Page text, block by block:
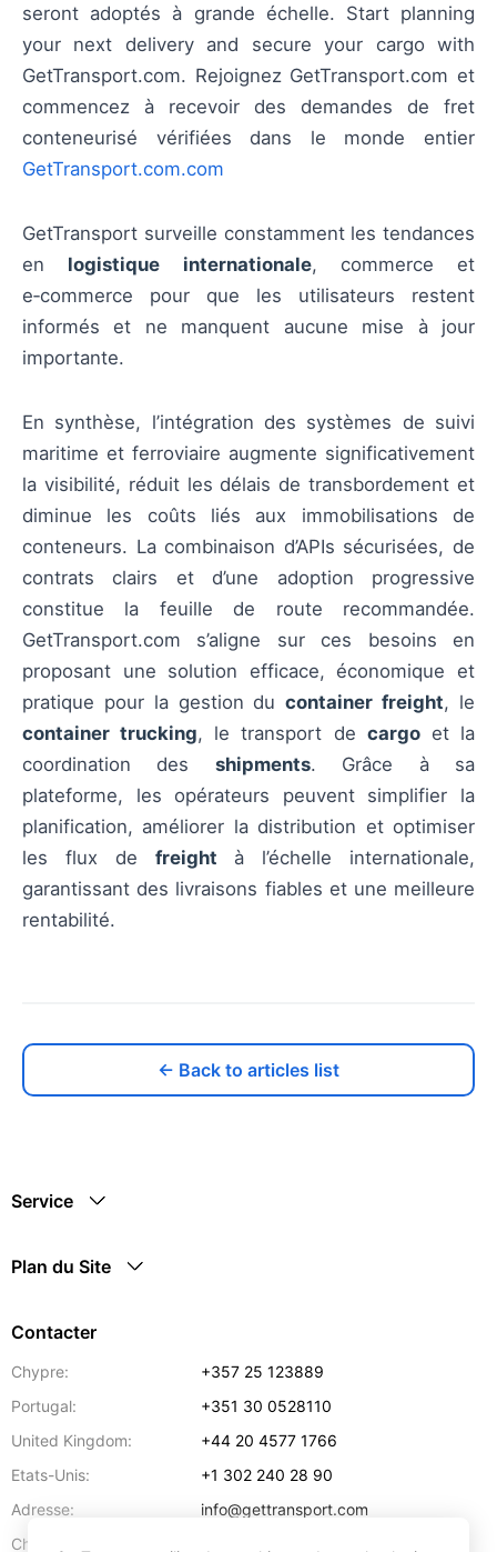
seront adoptés à grande échelle. Start planning
your next delivery and secure your cargo with
GetTransport.com. Rejoignez GetTransport.com et
commencez à recevoir des demandes de fret
conteneurisé vérifiées dans le monde entier
GetTransport.com.com
GetTransport surveille constamment les tendances
en logistique internationale, commerce et
e‑commerce pour que les utilisateurs restent
informés et ne manquent aucune mise à jour
importante.
En synthèse, l’intégration des systèmes de suivi
maritime et ferroviaire augmente significativement
la visibilité, réduit les délais de transbordement et
diminue les coûts liés aux immobilisations de
conteneurs. La combinaison d’APIs sécurisées, de
contrats clairs et d’une adoption progressive
constitue la feuille de route recommandée.
GetTransport.com s’aligne sur ces besoins en
proposant une solution efficace, économique et
pratique pour la gestion ducontainer freight, le
container trucking, le transport de cargoet la
coordination des shipments. Grâce à sa
plateforme, les opérateurs peuvent simplifier la
planification, améliorer la distribution et optimiser
les flux de freight à l’échelle internationale,
garantissant des livraisons fiables et une meilleure
rentabilité.
← Back to articles list
Service
Plan du Site
Contacter
Chypre:
+357 25 123889
Portugal:
+351 30 0528110
United Kingdom:
+44 20 4577 1766
Etats-Unis:
+1 302 240 28 90
Adresse:
info@gettransport.com
Chypre: